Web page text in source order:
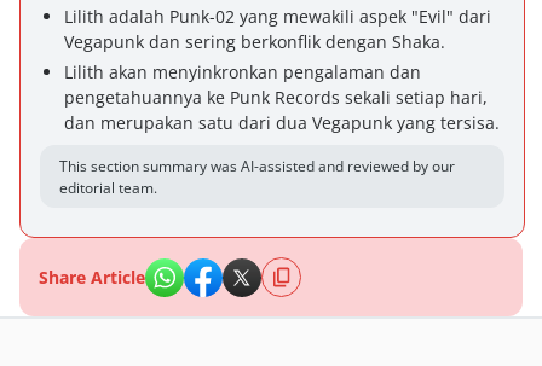
Lilith adalah Punk-02 yang mewakili aspek "Evil" dari
Vegapunk dan sering berkonflik dengan Shaka.
Lilith akan menyinkronkan pengalaman dan
pengetahuannya ke Punk Records sekali setiap hari,
dan merupakan satu dari dua Vegapunk yang tersisa.
This section summary was AI-assisted and reviewed by our
editorial team.
Share Article